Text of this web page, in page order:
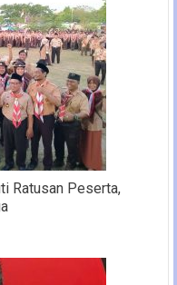
Ratusan Peserta,